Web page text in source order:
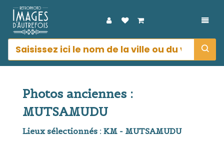
Photos anciennes :
MUTSAMUDU
Lieux sélectionnés : KM - MUTSAMUDU